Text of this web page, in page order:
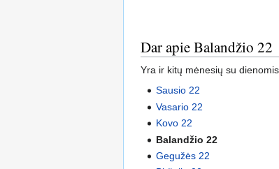
Dar apie Balandžio 22
Yra ir kitų mėnesių su
Sausio 22
Vasario 22
Kovo 22
Balandžio 22
Gegužės 22